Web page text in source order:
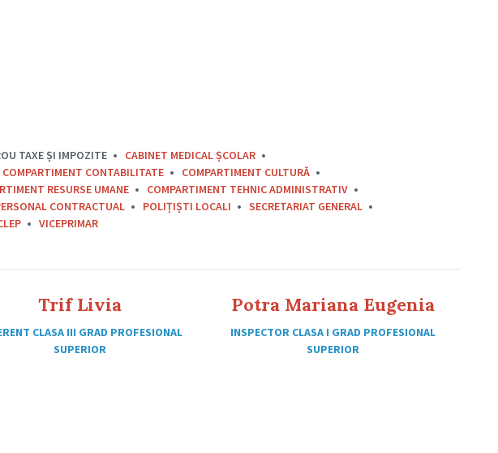
TAXE ȘI IMPOZITE
CABINET MEDICAL ȘCOLAR
COMPARTIMENT CONTABILITATE
COMPARTIMENT CULTURĂ
RESURSE UMANE
COMPARTIMENT TEHNIC ADMINISTRATIV
CONTRACTUAL POLIȚIȘTI LOCALI
SECRETARIAT GENERAL
VICEPRIMAR
Trif Livia
CLASA III GRAD PROFESIONAL
SUPERIOR
Potra Mariana Eugenia
INSPECTOR CLASA I GRAD PROFESIONAL
SUPERIOR